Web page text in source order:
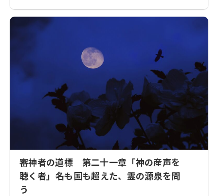
審神者の道標 第二十一章「神の産声を
聴く者」――名も国も超えた、霊の源泉を問
う